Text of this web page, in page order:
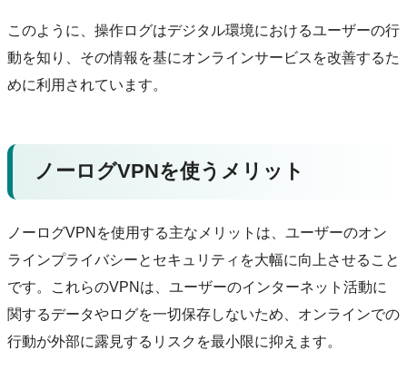
このように、操作ログはデジタル環境におけるユーザーの行
動を知り、その情報を基にオンラインサービスを改善するた
めに利用されています。
ノーログVPNを使うメリット
ノーログVPNを使用する主なメリットは、ユーザーのオン
ラインプライバシーとセキュリティを大幅に向上させること
です。これらのVPNは、ユーザーのインターネット活動に
関するデータやログを一切保存しないため、オンラインでの
行動が外部に露見するリスクを最小限に抑えます。